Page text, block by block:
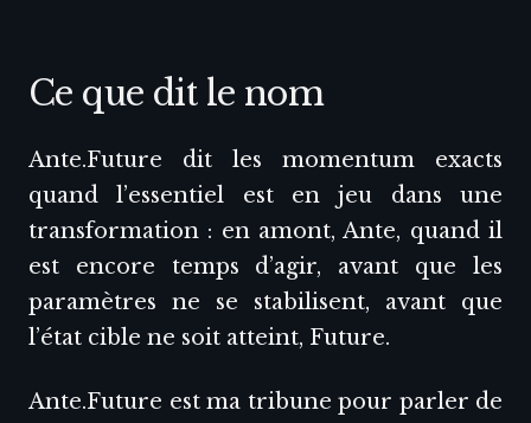
Ce que dit le nom
Ante.Future dit les momentum exacts
quand l’essentiel est en jeu dans une
transformation : en amont, Ante, quand il
est encore temps d’agir, avant que les
paramètres ne se stabilisent, avant que
l’état cible ne soit atteint, Future.
Ante.Future est ma tribune pour parler de